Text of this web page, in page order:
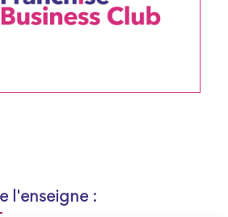
l'enseigne :